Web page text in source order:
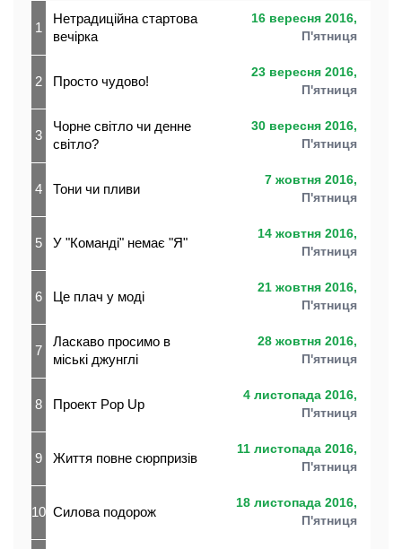
1
Нетрадиційна стартова
вечірка
16 вересня 2016,
П'ятниця
2 Просто чудово!
23 вересня 2016,
П'ятниця
3
Чорне світло чи денне
світло?
30 вересня 2016,
П'ятниця
4 Тони чи пливи
7 жовтня 2016,
П'ятниця
5 У "Команді" немає "Я"
14 жовтня 2016,
П'ятниця
6 Це плач у моді
21 жовтня 2016,
П'ятниця
7
Ласкаво просимо в
міські джунглі
28 жовтня 2016,
П'ятниця
8 Проект Pop Up
4 листопада 2016,
П'ятниця
9 Життя повне сюрпризів
11 листопада 2016,
П'ятниця
10 Силова подорож
18 листопада 2016,
П'ятниця